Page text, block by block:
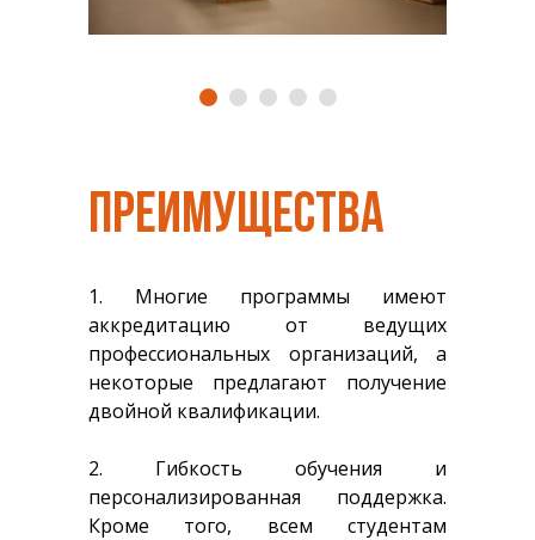
ПРЕИМУЩЕСТВА
1. Многие программы имеют
аккредитацию от ведущих
профессиональных организаций, а
некоторые предлагают получение
двойной квалификации.
2. Гибкость обучения и
персонализированная поддержка.
Кроме того, всем студентам